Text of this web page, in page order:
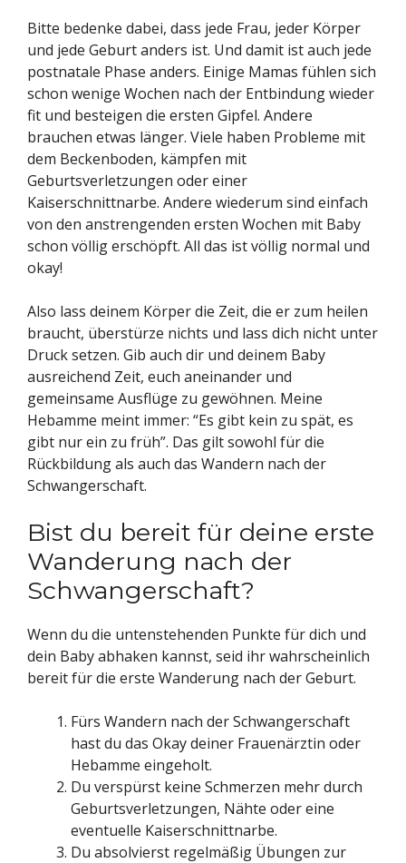
Bitte bedenke dabei, dass jede Frau, jeder Körper
und jede Geburt anders ist. Und damit ist auch jede
postnatale Phase anders. Einige Mamas fühlen sich
schon wenige Wochen nach der Entbindung wieder
fit und besteigen die ersten Gipfel. Andere
brauchen etwas länger. Viele haben Probleme mit
dem Beckenboden, kämpfen mit
Geburtsverletzungen oder einer
Kaiserschnittnarbe. Andere wiederum sind einfach
von den anstrengenden ersten Wochen mit Baby
schon völlig erschöpft. All das ist völlig normal und
okay!
Also lass deinem Körper die Zeit, die er zum heilen
braucht, überstürze nichts und lass dich nicht unter
Druck setzen. Gib auch dir und deinem Baby
ausreichend Zeit, euch aneinander und
gemeinsame Ausflüge zu gewöhnen. Meine
Hebamme meint immer: “Es gibt kein zu spät, es
gibt nur ein zu früh”. Das gilt sowohl für die
Rückbildung als auch das Wandern nach der
Schwangerschaft.
Bist du bereit für deine erste
Wanderung nach der
Schwangerschaft?
Wenn du die untenstehenden Punkte für dich und
dein Baby abhaken kannst, seid ihr wahrscheinlich
bereit für die erste Wanderung nach der Geburt.
Fürs Wandern nach der Schwangerschaft
hast du das Okay deiner Frauenärztin oder
Hebamme eingeholt.
Du verspürst keine Schmerzen mehr durch
Geburtsverletzungen, Nähte oder eine
eventuelle Kaiserschnittnarbe.
Du absolvierst regelmäßig Übungen zur